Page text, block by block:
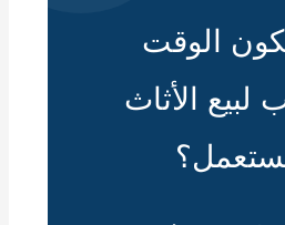
الوقت
لبيع الأثاث